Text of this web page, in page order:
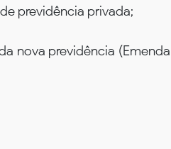
previdência privada;
nova previdência (Emenda